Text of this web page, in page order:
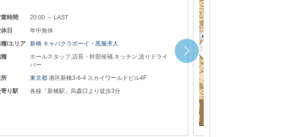
営業時間
19:00 ～ LAST
定休日
日曜日・祝日
業種/エリア
新橋 キャバクラボーイ・黒服求人
店長・幹部候補,ホールスタッフ,キッチン,送りドライ
東京都港区新橋2-15-11 橘ビル7Ｆ
最寄り駅
各線「新橋駅」烏森口より徒歩1分